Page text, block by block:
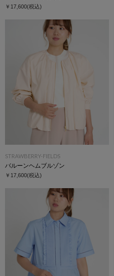
￥17,600(税込)
STRAWBERRY-FIELDS
バルーンヘムブルゾン
￥17,600(税込)